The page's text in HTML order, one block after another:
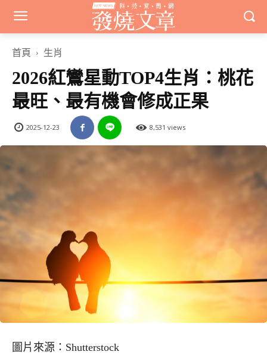
首頁 生肖
2026紅鸞星動TOP4生肖：桃花
最旺、最有機會修成正果
2025-12-23 8,531 views
圖片來源：Shutterstock